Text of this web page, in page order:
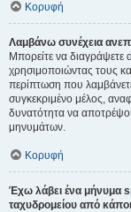
Κορυφή
Λαμβάνω συνέχεια
Μπορείτε να
χρησιμοποιώντας τους
περίπτωση που
συγκεκριμένο μέλος,
δυνατότητα να
μηνυμάτων.
Κορυφή
Έχω λάβει ένα μήνυμα
ταχυδρομείου από